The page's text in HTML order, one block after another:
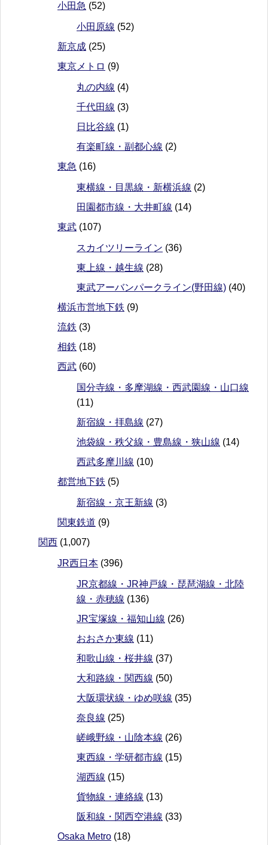
小田急 (52)
小田原線 (52)
新京成 (25)
東京メトロ (9)
丸の内線 (4)
千代田線 (3)
日比谷線 (1)
有楽町線・副都心線 (2)
東急 (16)
東横線・目黒線・新横浜線 (2)
田園都市線・大井町線 (14)
東武 (107)
スカイツリーライン (36)
東上線・越生線 (28)
東武アーバンパークライン(野田線) (40)
横浜市営地下鉄 (9)
流鉄 (3)
相鉄 (18)
西武 (60)
国分寺線・多摩湖線・西武園線・山口線
(11)
新宿線・拝島線 (27)
池袋線・秩父線・豊島線・狭山線 (14)
西武多摩川線 (10)
都営地下鉄 (5)
新宿線・京王新線 (3)
関東鉄道 (9)
関西 (1,007)
JR西日本 (396)
JR京都線・JR神戸線・琵琶湖線・北陸
線・赤穂線 (136)
JR宝塚線・福知山線 (26)
おおさか東線 (11)
和歌山線・桜井線 (37)
大和路線・関西線 (50)
大阪環状線・ゆめ咲線 (35)
奈良線 (25)
嵯峨野線・山陰本線 (26)
東西線・学研都市線 (15)
湖西線 (15)
貨物線・連絡線 (13)
阪和線・関西空港線 (33)
Osaka Metro (18)